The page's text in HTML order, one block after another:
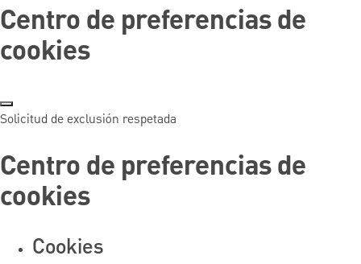
Centro de preferencias de
cookies
Solicitud de exclusión respetada
Centro de preferencias de
cookies
Cookies